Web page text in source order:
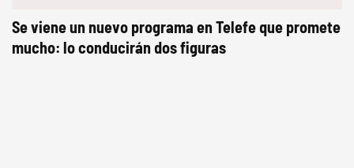
Se viene un nuevo programa en Telefe que promete
mucho: lo conducirán dos figuras